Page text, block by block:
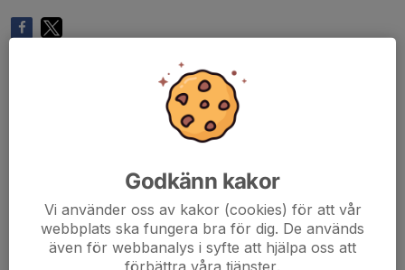
Godkänn kakor
Vi använder oss av kakor (cookies) för att vår
webbplats ska fungera bra för dig. De används
även för webbanalys i syfte att hjälpa oss att
förbättra våra tjänster.